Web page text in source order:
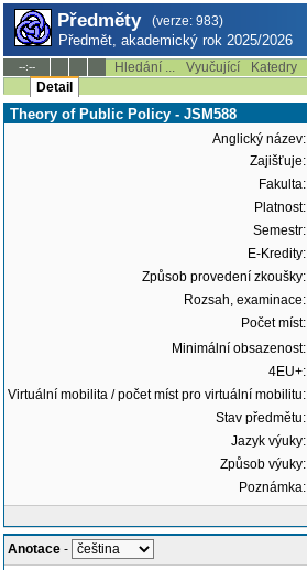
Předměty (verze: 983)
Předmět, akademický rok 2025/2026
--:-- Hledání ... Vyučující Katedry
Detail
Theory of Public Policy - JSM588
Anglický název:
Zajišťuje:
Fakulta:
Platnost:
Semestr:
E-Kredity:
Způsob provedení zkoušky:
Rozsah, examinace:
Počet míst:
Minimální obsazenost:
4EU+:
Virtuální mobilita / počet míst pro virtuální mobilitu:
Stav předmětu:
Jazyk výuky:
Způsob výuky:
Poznámka:
Anotace -